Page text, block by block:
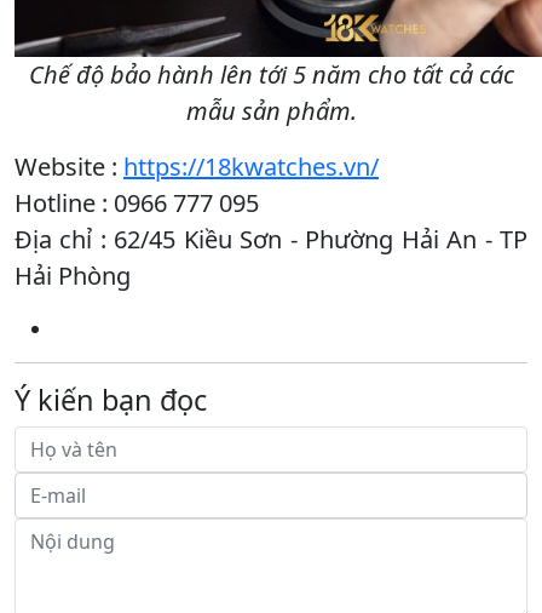
Chế độ bảo hành lên tới 5 năm cho tất cả các
mẫu sản phẩm.
Website : https://18kwatches.vn/
Hotline : 0966 777 095
Địa chỉ : 62/45 Kiều Sơn - Phường Hải An - TP
Hải Phòng
Ý kiến bạn đọc